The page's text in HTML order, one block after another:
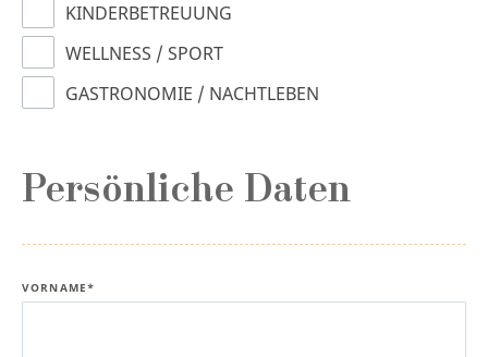
KINDERBETREUUNG
WELLNESS / SPORT
GASTRONOMIE / NACHTLEBEN
Persönliche Daten
VORNAME*